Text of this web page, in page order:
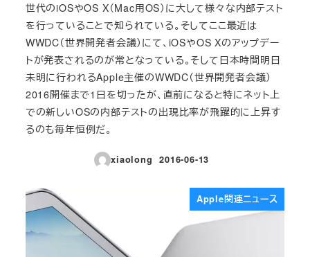
世代のiOSやOS X（Mac用OS）に大して様々な内部テスト
を行っていることで知られている。そしてここ最近は
WWDC（世界開発者会議）にて、iOSやOS Xのアップデー
トが発表されるのが常となっている。そして日本時間明日
未明に行われるApple主催のWWDC（世界開発者会議）
2016開催まで1日を切ったが、直前になると特にネット上
での新しいOSの内部テストの出現比率が飛躍的に上昇す
るのも毎年恒例だ。
xiaolong
投稿日
2016-06-13
Apple関連ニュース